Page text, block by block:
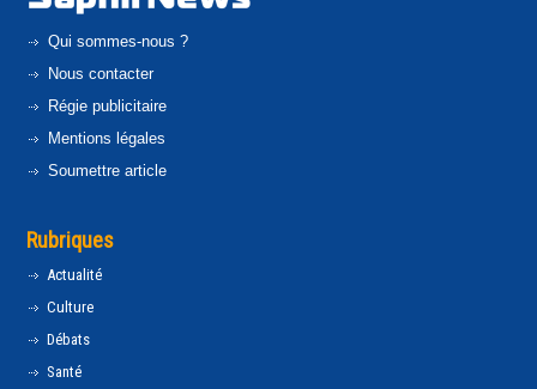
Qui sommes-nous ?
Nous contacter
Régie publicitaire
Mentions légales
Soumettre article
Rubriques
Actualité
Culture
Débats
Santé